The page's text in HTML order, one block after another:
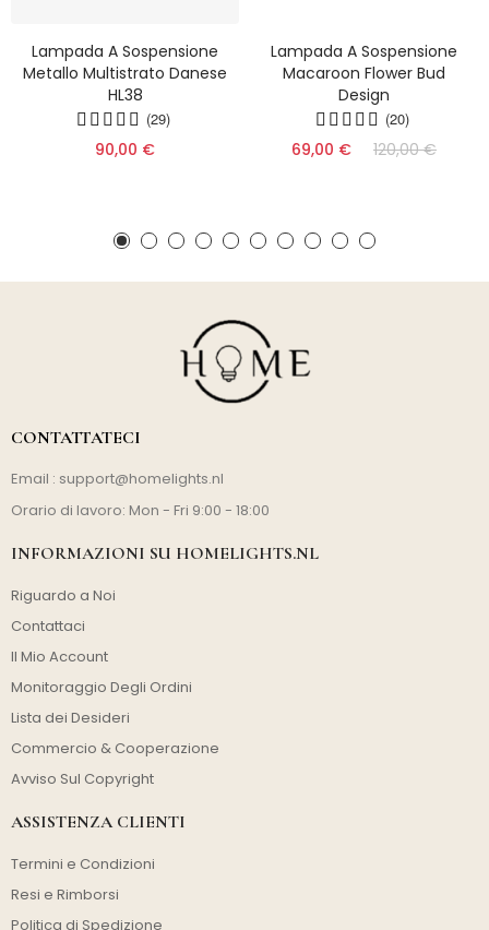
Lampada A Sospensione
Metallo Multistrato Danese
HL38
(29)
90,00 €
Lampada A Sospensione
Macaroon Flower Bud
Design
(20)
69,00 € 120,00 €
CONTATTATECI
Email : support@homelights.nl
Orario di lavoro: Mon - Fri 9:00 - 18:00
INFORMAZIONI SU HOMELIGHTS.NL
Riguardo a Noi
Contattaci
Il Mio Account
Monitoraggio Degli Ordini
Lista dei Desideri
Commercio & Cooperazione
Avviso Sul Copyright
ASSISTENZA CLIENTI
Termini e Condizioni
Resi e Rimborsi
Politica di Spedizione